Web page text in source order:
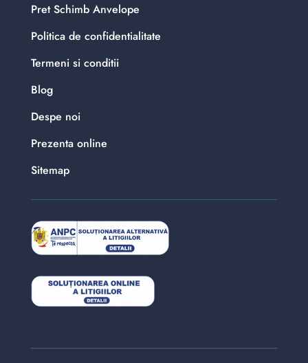
Pret Schimb Anvelope
Politica de confidentialitate
Termeni si conditii
Blog
Despe noi
Prezenta online
Sitemap